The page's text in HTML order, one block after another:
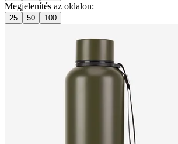
Megjelenítés az oldalon:
25 50 100